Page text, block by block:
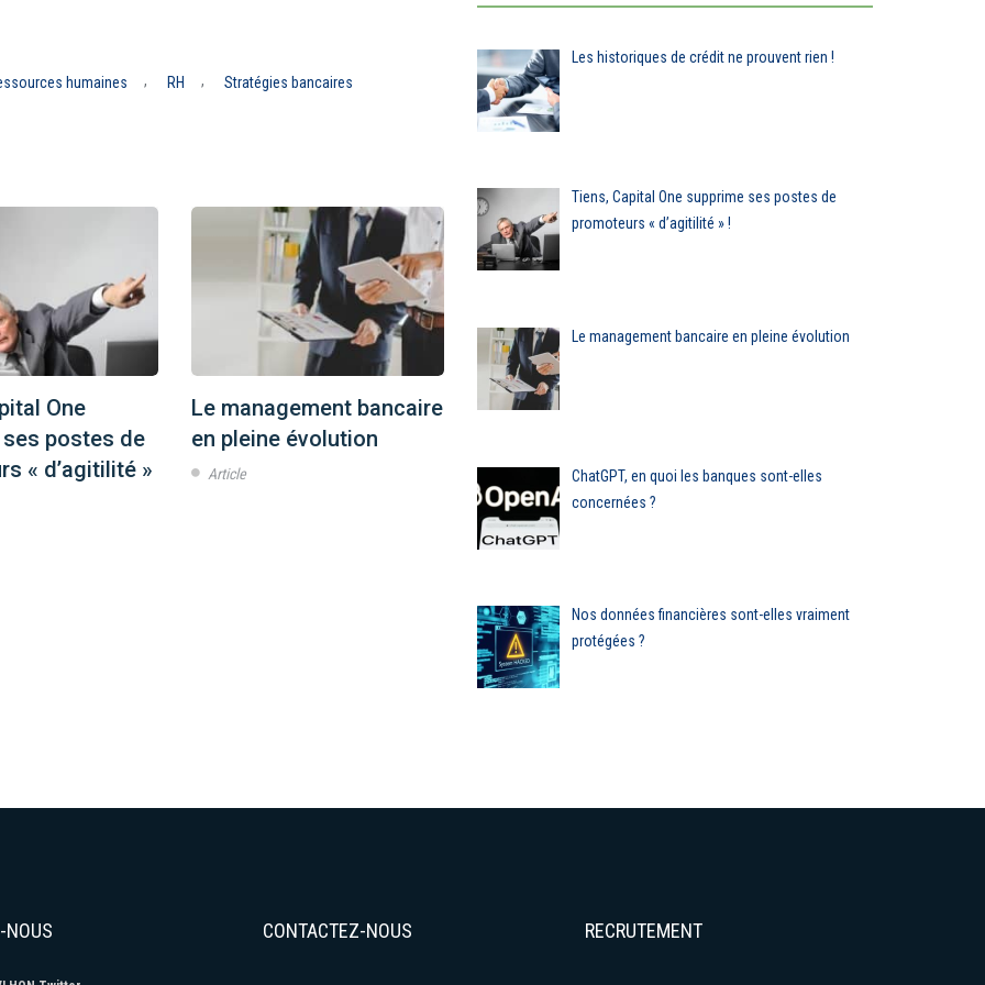
humaines , RH , Stratégies bancaires
One
postes de
« d’agitilité »
Le management bancaire
en pleine évolution
Article
Quels étaient les enjeux
numérique… il y a 20 ans
?
Analyse
venir
Les historiques de crédit ne prouvent rien !
Tiens, Capital One supprime ses postes de
promoteurs « d’agitilité » !
Le management bancaire en pleine évolution
ChatGPT, en quoi les banques sont-elles
concernées ?
Nos données financières sont-elles vraiment
protégées ?
NOUS CONTACTEZ-NOUS RECRUTEMENT